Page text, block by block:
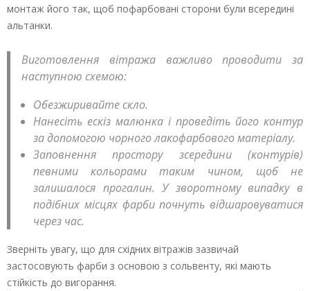
монтаж його так, щоб пофарбовані сторони були всередині
альтанки.
Виготовлення вітража важливо проводити за
наступною схемою:
Обезжиривайте скло.
Нанесіть ескіз малюнка і проведіть його контур
за допомогою чорного лакофарбового матеріалу.
Заповнення простору зсередини (контурів)
певними кольорами таким чином, щоб не
залишалося прогалин. У зворотному випадку в
подібних місцях фарби почнуть відшаровуватися
через час.
Зверніть увагу, що для східних вітражів зазвичай
застосовують фарби з основою з сольвенту, які мають
стійкість до вигорання.